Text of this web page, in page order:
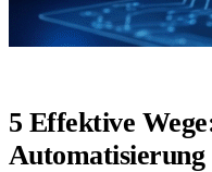
5 Effektive
Automatisierung